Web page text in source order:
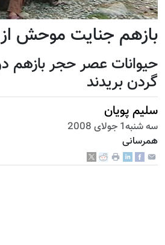
بازهم جنایت موحش از
حیوانات عصر حجر بازهم
گردن بریدند
سليم پویان
سه شنبه1 جولای 2008
همرسانی